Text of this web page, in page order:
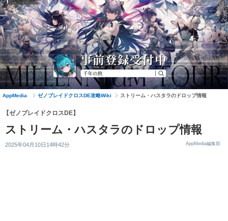
AppMedia ゼノブレイドクロスDE攻略Wiki ストリーム・ハスタラのドロップ情報
【ゼノブレイドクロスDE】
ストリーム・ハスタラのドロップ情報
2025年04月10日14時42分 AppMedia編集部